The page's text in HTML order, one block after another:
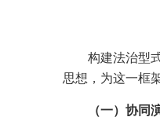
构建法治型
思想，为这一框
（一）协同